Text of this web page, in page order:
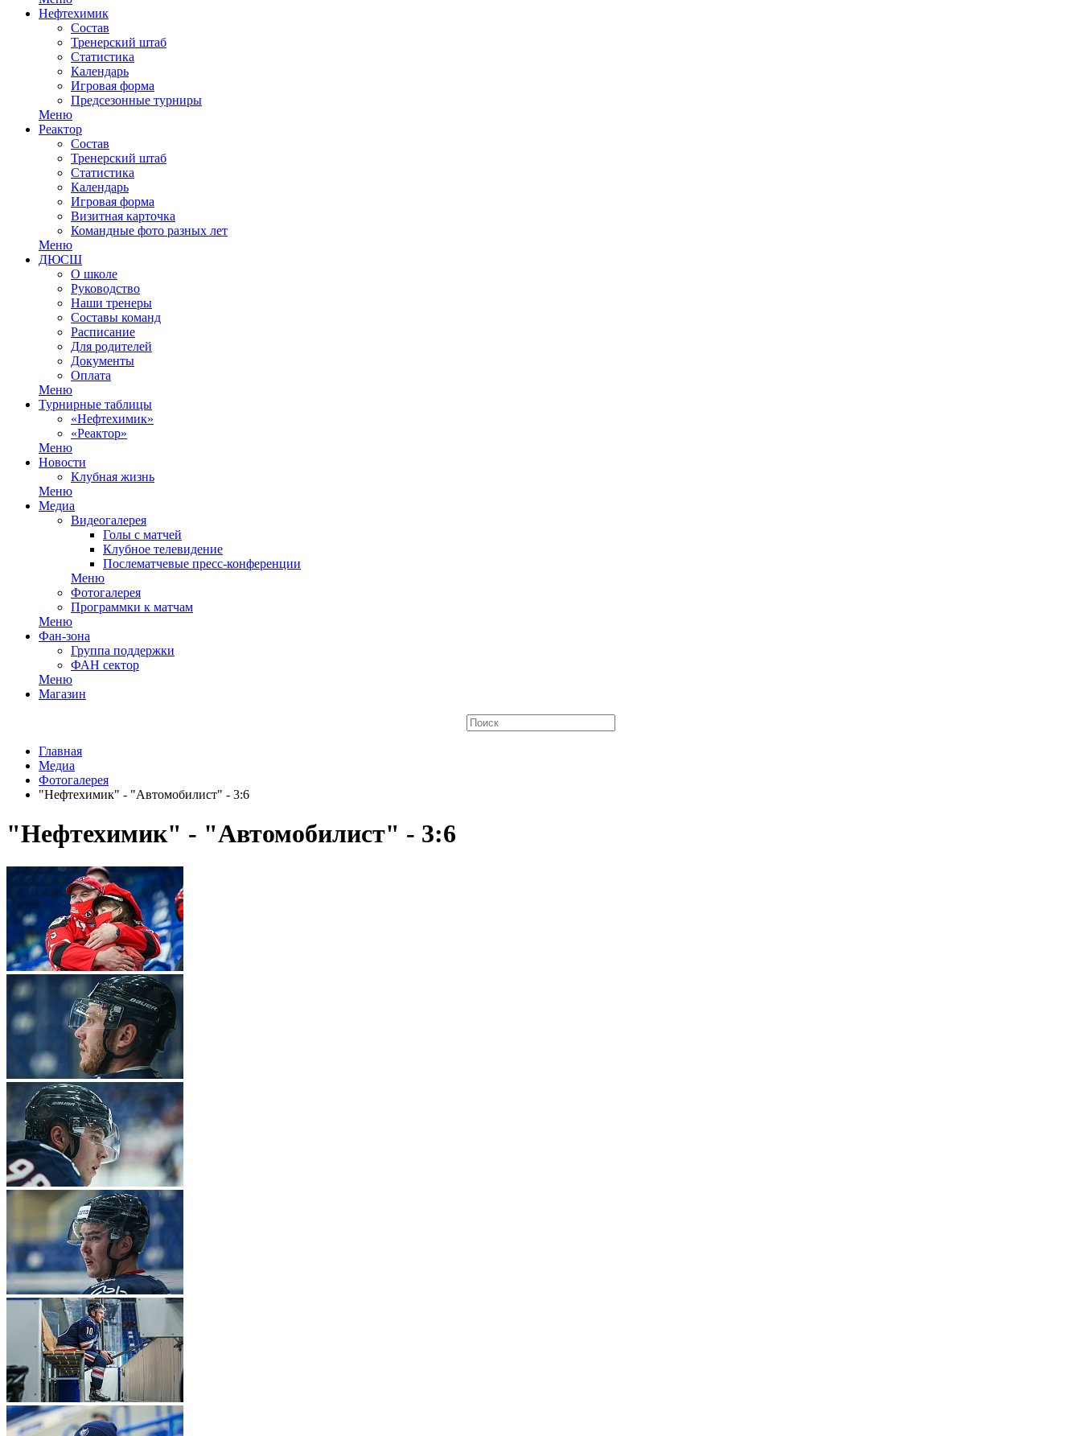
Нефтехимик
Состав
Тренерский штаб
Статистика
Календарь
Игровая форма
Предсезонные турниры
Меню
Реактор
Состав
Тренерский штаб
Статистика
Календарь
Игровая форма
Визитная карточка
Командные фото разных лет
Меню
ДЮСШ
О школе
Руководство
Наши тренеры
Составы команд
Расписание
Для родителей
Документы
Оплата
Меню
Турнирные таблицы
«Нефтехимик»
«Реактор»
Меню
Новости
Клубная жизнь
Меню
Медиа
Видеогалерея
Голы с матчей
Клубное телевидение
Послематчевые пресс-конференции
Меню
Фотогалерея
Программки к матчам
Меню
Фан-зона
Группа поддержки
ФАН сектор
Меню
Магазин
Главная
Медиа
Фотогалерея
"Нефтехимик" - "Автомобилист" - 3:6
"Нефтехимик" - "Автомобилист" - 3:6